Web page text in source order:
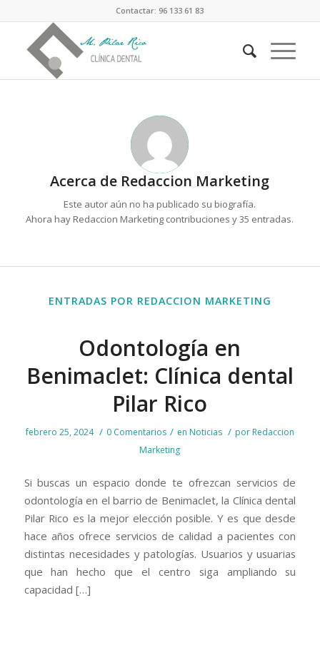
Contactar: 96 133 61 83
Acerca de Redaccion Marketing
Este autor aún no ha publicado su biografía.
Ahora hay Redaccion Marketing contribuciones y 35 entradas.
ENTRADAS POR REDACCION MARKETING
Odontología en
Benimaclet: Clínica dental
Pilar Rico
febrero 25, 2024 / 0 Comentarios / en Noticias / por Redaccion
Marketing
Si buscas un espacio donde te ofrezcan servicios de
odontología en el barrio de Benimaclet, la Clínica dental
Pilar Rico es la mejor elección posible. Y es que desde
hace años ofrece servicios de calidad a pacientes con
distintas necesidades y patologías. Usuarios y usuarias
que han hecho que el centro siga ampliando su
capacidad […]